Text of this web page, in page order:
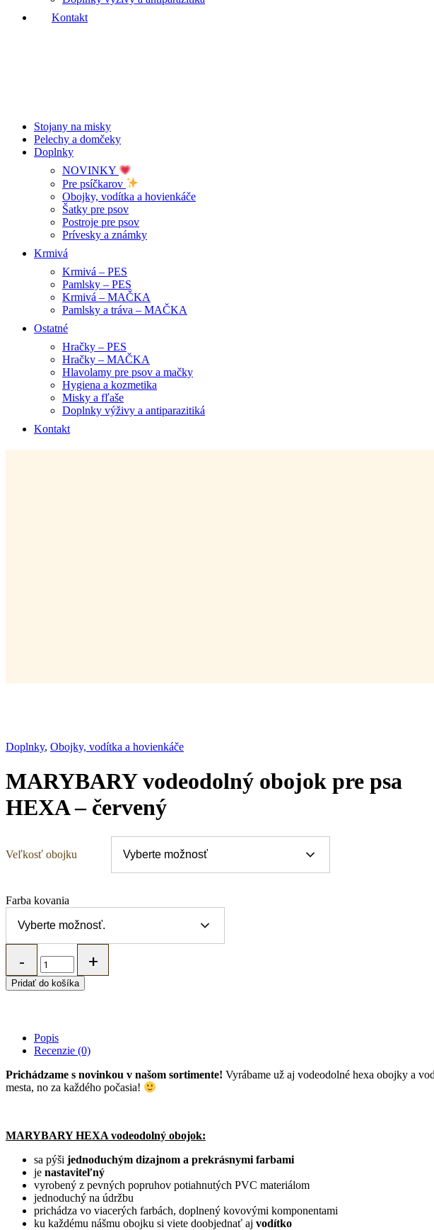
Kontakt
Stojany na misky
Pelechy a domčeky
Doplnky
NOVINKY
Pre psíčkarov
Obojky, vodítka a hovienkáče
Šatky pre psov
Postroje pre psov
Prívesky a známky
Krmivá
Krmivá – PES
Pamlsky – PES
Krmivá – MAČKA
Pamlsky a tráva – MAČKA
Ostatné
Hračky – PES
Hračky – MAČKA
Hlavolamy pre psov a mačky
Hygiena a kozmetika
Misky a fľaše
Doplnky výživy a antiparazitiká
Kontakt
Doplnky, Obojky, vodítka a hovienkáče
MARYBARY vodeodolný obojok pre psa
HEXA – červený
Veľkosť obojku
Farba kovania
vodeodolný
obojok
pre
červený
quantity
Pridať do košíka
Popis
Recenzie (0)
Prichádzame s novinkou v našom sortimente! Vyrábame už aj vodeodolné hexa obojky a
mesta, no za každého počasia!
MARYBARY HEXA vodeodolný obojok:
sa pýši jednoduchým dizajnom a prekrásnymi farbami
je nastaviteľný
vyrobený z pevných popruhov potiahnutých PVC materiálom
jednoduchý na údržbu
prichádza vo viacerých farbách, doplnený kovovými komponentami
ku každému nášmu obojku si viete doobjednať aj vodítko